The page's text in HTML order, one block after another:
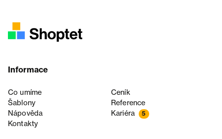
Informace
Co umíme
Ceník
Šablony
Reference
Nápověda
Kariéra 5
Kontakty